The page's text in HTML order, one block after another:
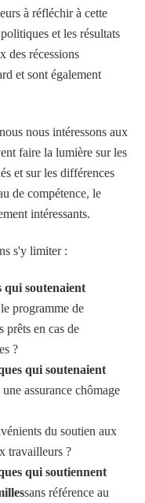
à réfléchir à cette
et les résultats
des récessions
et sont également
nous intéressons aux
faire la lumière sur les
et sur les différences
de compétence, le
intéressants.
s'y limiter :
qui soutenaient
programme de
prêts en cas de
?
qui soutenaient
assurance chômage
du soutien aux
travailleurs ?
qui soutiennent
sans référence au